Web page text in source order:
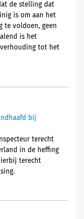
de stelling dat
is om aan het
te voldoen, geen
is het
tot het
bij
terecht
in de heffing
terecht